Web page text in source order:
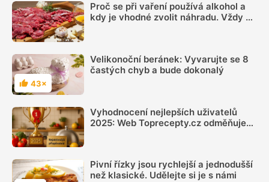
Proč se při vaření používá alkohol a
kdy je vhodné zvolit náhradu. Vždy se
Hodnocení
43×
Velikonoční beránek: Vyvarujte se 8
častých chyb a bude dokonalý
Vyhodnocení nejlepších uživatelů
2025: Web Toprecepty.cz odměňuje
Pivní řízky jsou rychlejší a jednodušší
než klasické. Udělejte si je s námi